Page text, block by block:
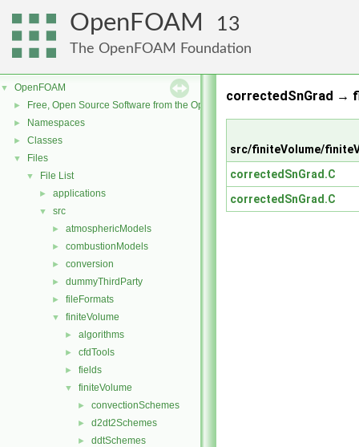
OpenFOAM 13
The OpenFOAM Foundation
▼ OpenFOAM
► Free, Open Source Software from the OpenFOAM Foundation
► Namespaces
► Classes
▼ Files
▼ File List
► applications
▼ src
► atmosphericModels
► combustionModels
► conversion
► dummyThirdParty
► fileFormats
▼ finiteVolume
► algorithms
► cfdTools
► fields
▼ finiteVolume
► convectionSchemes
► d2dt2Schemes
► ddtSchemes
correctedSnGrad →
src/finiteVolume/
correctedSnGrad.C
correctedSnGrad.C